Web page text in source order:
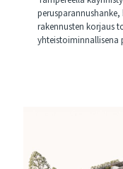
rakennusten korjaus